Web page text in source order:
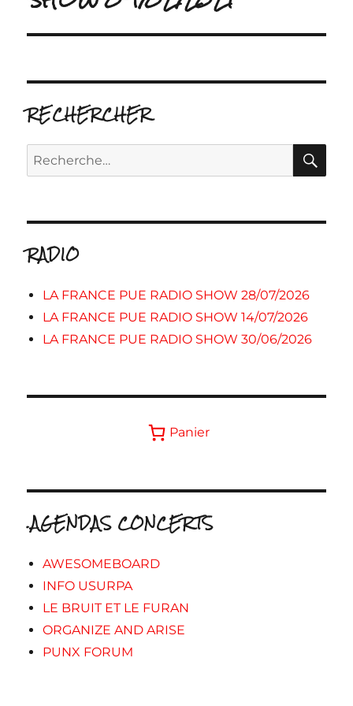
RECHERCHER
Recherche
pour :
RADIO
LA FRANCE PUE RADIO SHOW 28/07/2026
LA FRANCE PUE RADIO SHOW 14/07/2026
LA FRANCE PUE RADIO SHOW 30/06/2026
Panier
.AGENDAS CONCERTS
AWESOMEBOARD
INFO USURPA
LE BRUIT ET LE FURAN
ORGANIZE AND ARISE
PUNX FORUM